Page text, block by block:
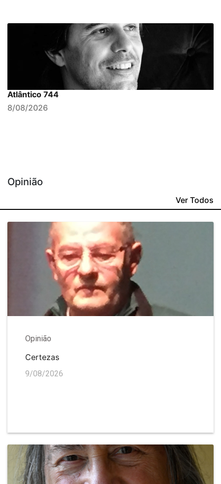
Atlântico 744
8/08/2026
Opinião
Ver Todos
Opinião
Certezas
9/08/2026